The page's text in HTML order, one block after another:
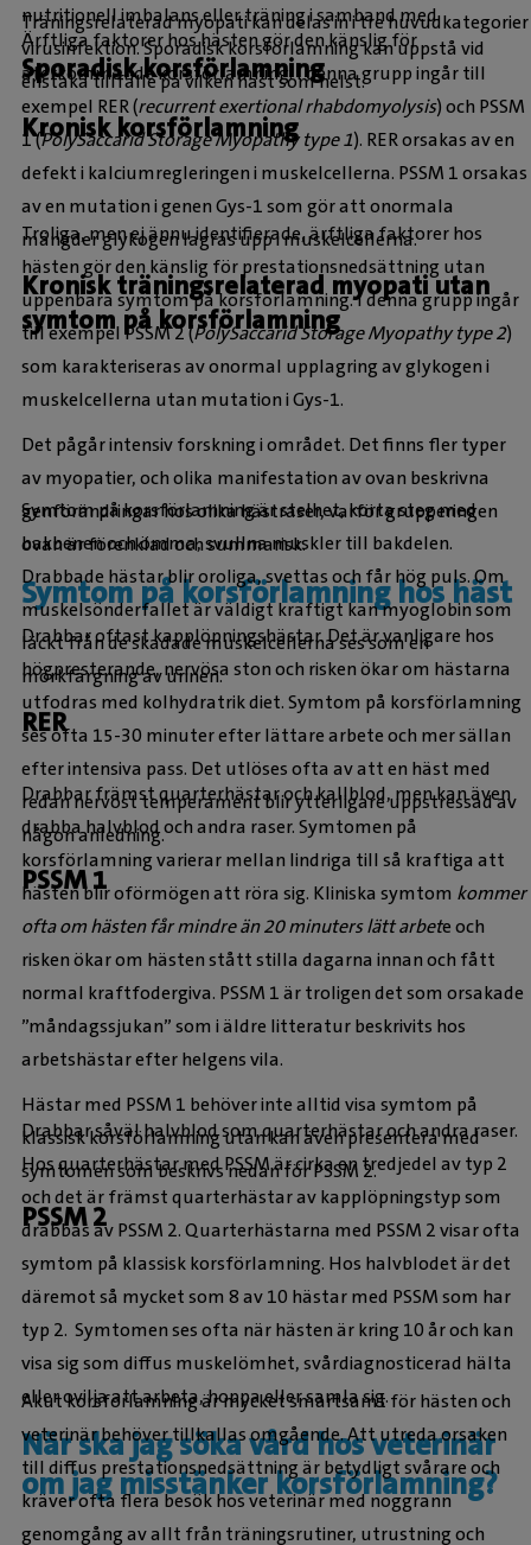
Träningsrelaterad myopati kan delas in i tre huvudkategorier
Sporadisk korsförlamning
nutritionell imbalans eller träning i samband med
virusinfektion. Sporadisk korsförlamning kan uppstå vid
enstaka tillfälle på vilken häst som helst.
Kronisk korsförlamning
Ärftliga faktorer hos hästen gör den känslig för
återkommande korsförlamning. I denna grupp ingår till
exempel RER (recurrent exertional rhabdomyolysis) och PSSM
1 (PolySaccarid Storage Myopathy type 1). RER orsakas av en
defekt i kalciumregleringen i muskelcellerna. PSSM 1 orsakas
av en mutation i genen Gys-1 som gör att onormala
mängder glykogen lagras upp i muskelcellerna.
Kronisk träningsrelaterad myopati utan
symtom på korsförlamning
Troliga, men ej ännu identifierade, ärftliga faktorer hos
hästen gör den känslig för prestationsnedsättning utan
uppenbara symtom på korsförlamning. I denna grupp ingår
till exempel PSSM 2 (PolySaccarid Storage Myopathy type 2)
som karakteriseras av onormal upplagring av glykogen i
muskelcellerna utan mutation i Gys-1.
Det pågår intensiv forskning i området. Det finns fler typer
av myopatier, och olika manifestation av ovan beskrivna
genförändringar hos olika hästraser, varför grupperingen
ovan är förenklad och summarisk.
Symtom på korsförlamning hos häst
Symtom på korsförlamning är stelhet, korta steg med
bakbenen och ömma, svullna muskler till bakdelen.
Drabbade hästar blir oroliga, svettas och får hög puls. Om
muskelsönderfallet är väldigt kraftigt kan myoglobin som
läckt från de skadade muskelcellerna ses som en
mörkfärgning av urinen.
RER
Drabbar oftast kapplöpningshästar. Det är vanligare hos
högpresterande, nervösa ston och risken ökar om hästarna
utfodras med kolhydratrik diet. Symtom på korsförlamning
ses ofta 15-30 minuter efter lättare arbete och mer sällan
efter intensiva pass. Det utlöses ofta av att en häst med
redan nervöst temperament blir ytterligare uppstressad av
någon anledning.
PSSM 1
Drabbar främst quarterhästar och kallblod, men kan även
drabba halvblod och andra raser. Symtomen på
korsförlamning varierar mellan lindriga till så kraftiga att
hästen blir oförmögen att röra sig. Kliniska symtom kommer
ofta om hästen får mindre än 20 minuters lätt arbete och
risken ökar om hästen stått stilla dagarna innan och fått
normal kraftfodergiva. PSSM 1 är troligen det som orsakade
”måndagssjukan” som i äldre litteratur beskrivits hos
arbetshästar efter helgens vila.
Hästar med PSSM 1 behöver inte alltid visa symtom på
klassisk korsförlamning utan kan även presentera med
symtomen som beskrivs nedan för PSSM 2.
PSSM 2
Drabbar såväl halvblod som quarterhästar och andra raser.
Hos quarterhästar med PSSM är cirka en tredjedel av typ 2
och det är främst quarterhästar av kapplöpningstyp som
drabbas av PSSM 2. Quarterhästarna med PSSM 2 visar ofta
symtom på klassisk korsförlamning. Hos halvblodet är det
däremot så mycket som 8 av 10 hästar med PSSM som har
typ 2. Symtomen ses ofta när hästen är kring 10 år och kan
visa sig som diffus muskelömhet, svårdiagnosticerad hälta
eller ovilja att arbeta, hoppa eller samla sig.
När ska jag söka vård hos veterinär
om jag misstänker korsförlamning?
Akut korsförlamning är mycket smärtsamt för hästen och
veterinär behöver tillkallas omgående. Att utreda orsaken
till diffus prestationsnedsättning är betydligt svårare och
kräver ofta flera besök hos veterinär med noggrann
genomgång av allt från träningsrutiner, utrustning och